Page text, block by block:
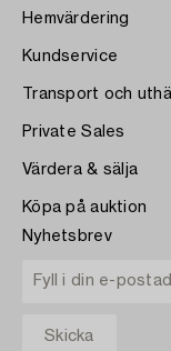
Hemvärdering
Kundservice
Transport och
Private Sales
Värdera & sälja
Köpa på auktion
Nyhetsbrev